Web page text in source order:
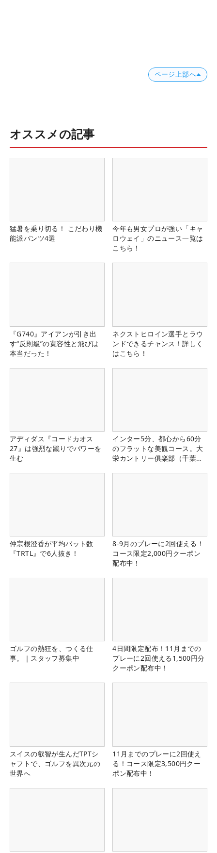
ページ上部へ
オススメの記事
猛暑を乗り切る！ こだわり機
能派パンツ4選
今年も男女プロが強い「キャ
ロウェイ」のニュース一覧は
こちら！
『G740』アイアンが引き出
す“反則級”の寛容性と飛びは
本当だった！
ネクストヒロイン選手とラウ
ンドできるチャンス！詳しく
はこちら！
アディダス『コードカオス
27』は強烈な蹴りでパワーを
生む
インター5分、都心から60分
のフラットな美観コース。大
栄カントリー俱楽部（千葉
仲宗根澄香が平均パット数
『TRTL』で6人抜き！
8-9月のプレーに2回使える！
コース限定2,000円クーポン
配布中！
ゴルフの熱狂を、つくる仕
事。｜スタッフ募集中
4日間限定配布！11月までの
プレーに2回使える1,500円分
クーポン配布中！
スイスの叡智が生んだTPTシ
ャフトで、ゴルフを異次元の
世界へ
11月までのプレーに2回使え
る！コース限定3,500円クー
ポン配布中！